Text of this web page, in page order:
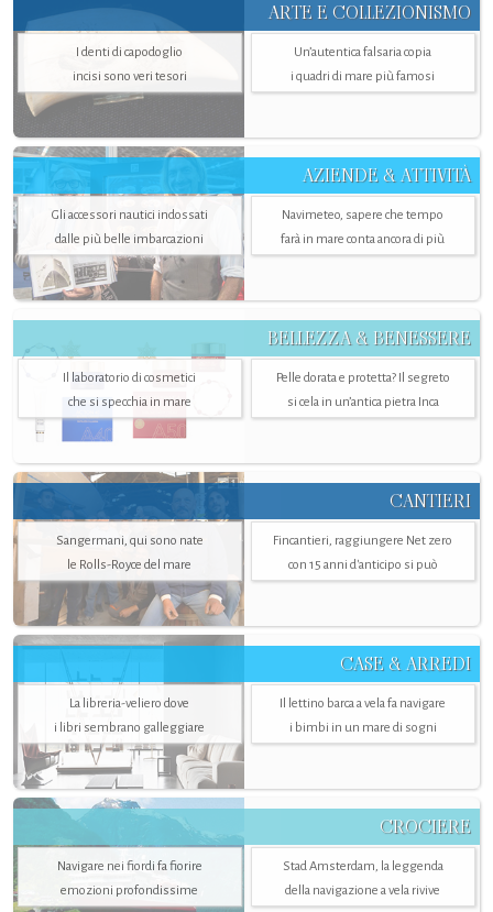
ARTE E COLLEZIONISMO
I denti di capodoglio
incisi sono veri tesori
Un’autentica falsaria copia
i quadri di mare più famosi
AZIENDE & ATTIVITÀ
Gli accessori nautici indossati
dalle più belle imbarcazioni
Navimeteo, sapere che tempo
farà in mare conta ancora di più
BELLEZZA & BENESSERE
Il laboratorio di cosmetici
che si specchia in mare
Pelle dorata e protetta? Il segreto
si cela in un’antica pietra Inca
CANTIERI
Sangermani, qui sono nate
le Rolls-Royce del mare
Fincantieri, raggiungere Net zero
con 15 anni d'anticipo si può
CASE & ARREDI
La libreria-veliero dove
i libri sembrano galleggiare
Il lettino barca a vela fa navigare
i bimbi in un mare di sogni
CROCIERE
Navigare nei fiordi fa fiorire
emozioni profondissime
Stad Amsterdam, la leggenda
della navigazione a vela rivive